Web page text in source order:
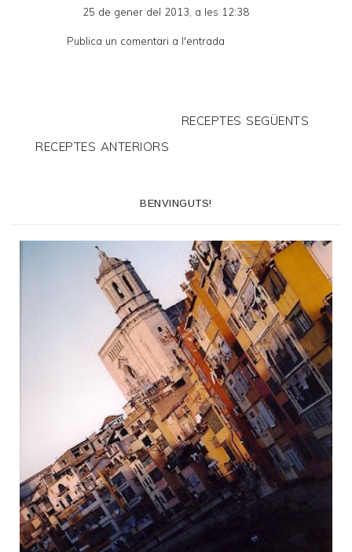
25 de gener del 2013, a les 12:38
Publica un comentari a l'entrada
RECEPTES SEGÜENTS
RECEPTES ANTERIORS
BENVINGUTS!